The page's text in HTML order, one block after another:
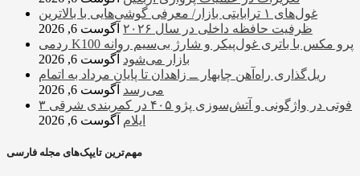
غول‌های ۱ ترابایتی بازار/ معرفی گوشی‌هایی با بالاترین
ظرفیت حافظه داخلی در سال ۲۰۲۶
آگوست 6, 2026
ردمی K100 پرو مکس با باتری غول‌پیکر و شارژ بی‌سیم روانه
بازار می‌شود آگوست 6, 2026
ریل‌گذاری راه‌آهن چابهار ــ زاهدان تا پایان مرداد به اتمام
می‌رسد آگوست 6, 2026
۳ فوتی در واژگونی و آتش‌سوزی پژو ۴۰۵ در کمربندی شرقی
ایلام آگوست 6, 2026
مهم‌ترین تایپک‌های مجله فارسی